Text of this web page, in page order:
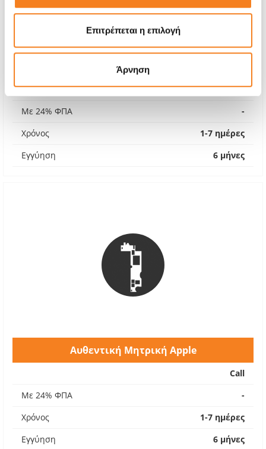
Επιτρέπεται η επιλογή
Άρνηση
Αυθεντικός Ανεμιστήρας Apple
Call
Με 24% ΦΠΑ
-
Χρόνος
1-7 ημέρες
Εγγύηση
6 μήνες
Αυθεντική Μητρική Apple
Call
Με 24% ΦΠΑ
-
Χρόνος
1-7 ημέρες
Εγγύηση
6 μήνες